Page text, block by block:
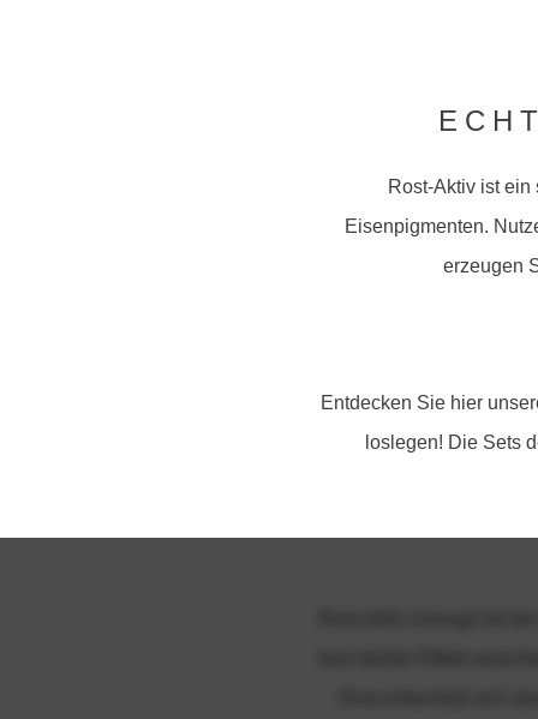
Rost-Aktiv ist
Eisenpigmenten.
erzeugen
Entdecken Sie hier
loslegen! Die Sets